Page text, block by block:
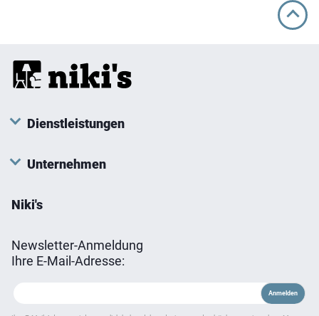
Dienstleistungen
Unternehmen
Niki's
Newsletter-Anmeldung
Ihre E-Mail-Adresse: